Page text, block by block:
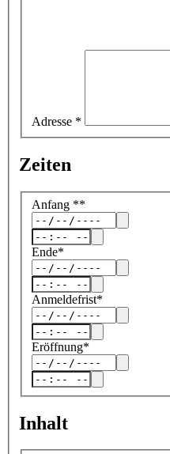
Adresse *
Zeiten
Anfang **
Ende*
Anmeldefrist*
Eröffnung*
Inhalt